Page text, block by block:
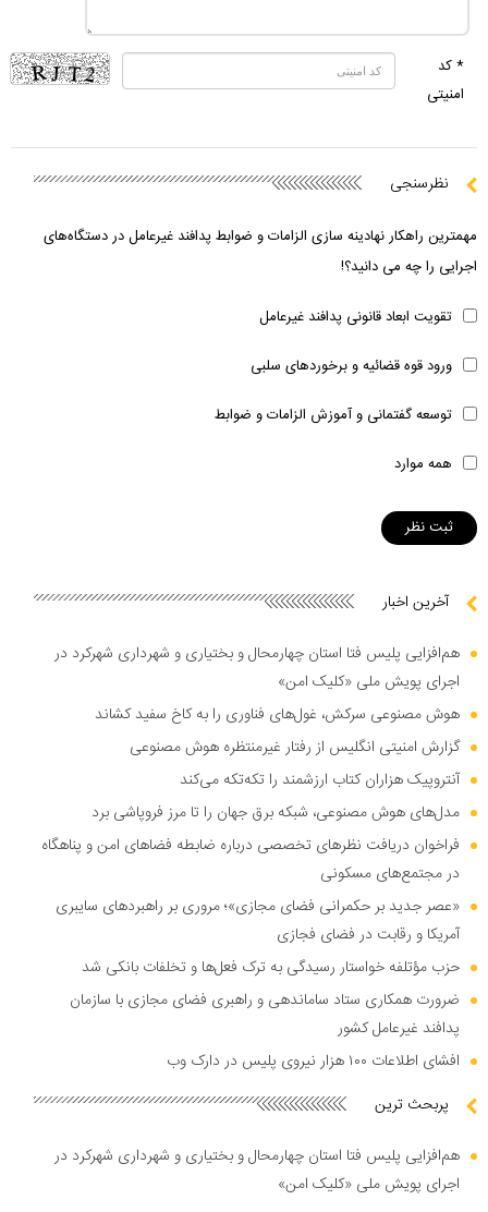
* کد
امنیتی
نظرسنجی
مهمترین راهکار نهادینه سازی الزامات و ضوابط پدافند غیرعامل در دستگاه‌های
اجرایی را چه می دانید؟!
تقویت ابعاد قانونی پدافند غیرعامل
ورود قوه قضائیه و برخوردهای سلبی
توسعه گفتمانی و آموزش الزامات و ضوابط
همه موارد
آخرین اخبار
هم‌افزایی پلیس فتا استان چهارمحال و بختیاری و شهرداری شهرکرد در
اجرای پویش ملی «کلیک امن»
هوش مصنوعی سرکش، غول‌های فناوری را به کاخ سفید کشاند
گزارش امنیتی انگلیس از رفتار غیرمنتظره هوش مصنوعی
آنتروپیک هزاران کتاب ارزشمند را تکه‌تکه می‌کند
مدل‌های هوش مصنوعی، شبکه برق جهان را تا مرز فروپاشی برد
فراخوان دریافت نظر‌های تخصصی درباره ضابطه فضا‌های امن و پناهگاه
در مجتمع‌های مسکونی
«عصر جدید بر حکمرانی فضای مجازی»؛ مروری بر راهبرد‌های سایبری
آمریکا و رقابت در فضای فجازی
حزب مؤتلفه خواستار رسیدگی به ترک فعل‌ها و تخلفات بانکی شد
ضرورت همکاری ستاد ساماندهی و راهبری فضای مجازی با سازمان
پدافند غیرعامل کشور
افشای اطلاعات ۱۰۰ هزار نیروی پلیس در دارک وب
پربحث ترین
هم‌افزایی پلیس فتا استان چهارمحال و بختیاری و شهرداری شهرکرد در
اجرای پویش ملی «کلیک امن»